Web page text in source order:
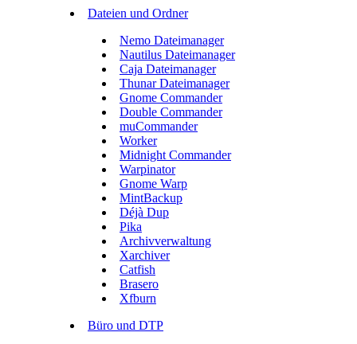
Dateien und Ordner
Nemo Dateimanager
Nautilus Dateimanager
Caja Dateimanager
Thunar Dateimanager
Gnome Commander
Double Commander
muCommander
Worker
Midnight Commander
Warpinator
Gnome Warp
MintBackup
Déjà Dup
Pika
Archivverwaltung
Xarchiver
Catfish
Brasero
Xfburn
Büro und DTP